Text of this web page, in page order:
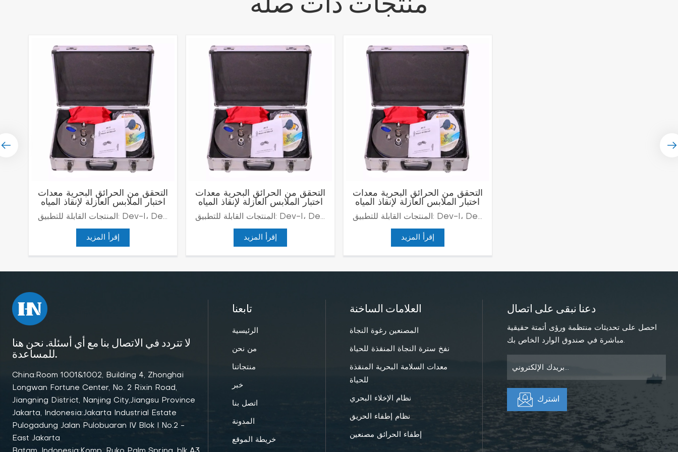
التحقق من الحرائق البحرية معدات
اختبار الملابس العازلة لإنقاذ المياه
المنتجات القابلة للتطبيق: Dev-I، Dev-Iممارسات التصنيع: MSC/CIRC.114
إقرأ المزيد
التحقق من الحرائق البحرية معدات
اختبار الملابس العازلة لإنقاذ المياه
المنتجات القابلة للتطبيق: Dev-I، Dev-Iممارسات التصنيع: MSC/CIRC.114
إقرأ المزيد
التحقق من الحرائق البحرية معدات
اختبار الملابس العازلة لإنقاذ المياه
المنتجات القابلة للتطبيق: Dev-I، Dev-Iممارسات التصنيع: MSC/CIRC.114
إقرأ المزيد
لا تتردد في الاتصال بنا مع أي أسئلة. نحن هنا
للمساعدة.
China:Room 1001&1002, Building 4, Zhonghai
Longwan Fortune Center, No. 2 Rixin Road,
Jiangning District, Nanjing City,Jiangsu Province
Jakarta, Indonesia:Jakarta Industrial Estate
Pulogadung Jalan Pulobuaran IV Blok I No.2 -
East Jakarta
تابعنا
الرئيسية
من نحن
منتجاتنا
خبر
اتصل بنا
المدونة
خريطة الموقع
العلامات الساخنة
المصنعين رغوة النجاة
نفخ سترة النجاة المنقذة للحياة
معدات السلامة البحرية المنقذة
للحياة
نظام الإخلاء البحري
نظام إطفاء الحريق
إطفاء الحرائق مصنعين
دعنا نبقى على اتصال
احصل على تحديثات منتظمة ورؤى أتمتة حقيقية